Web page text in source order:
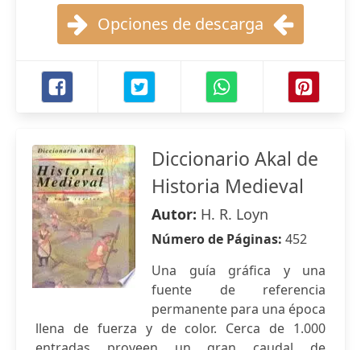
Opciones de descarga
Diccionario Akal de
Historia Medieval
Autor: H. R. Loyn
Número de Páginas: 452
Una guía gráfica y una
fuente de referencia
permanente para una época
llena de fuerza y de color. Cerca de 1.000